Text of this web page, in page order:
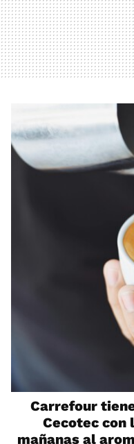
Carrefour
Cecotec con
mañanas al